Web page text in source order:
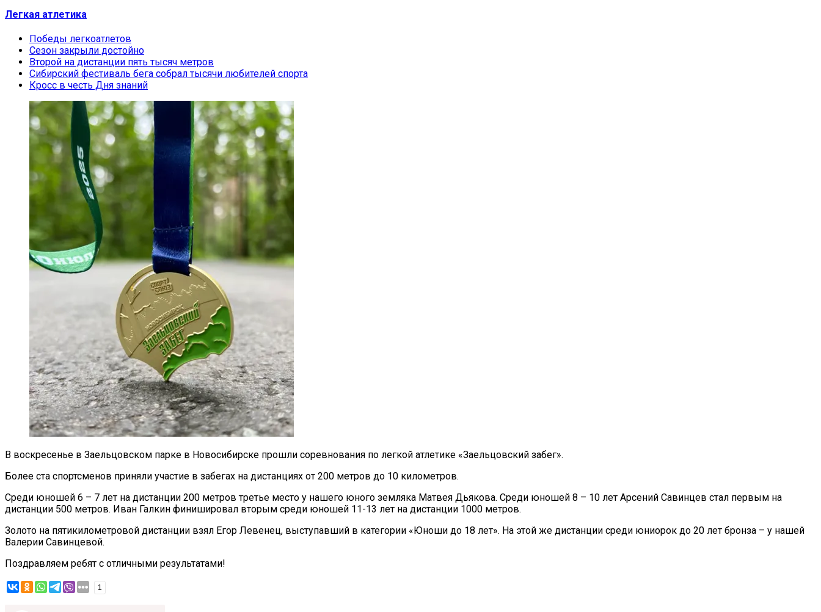
Легкая атлетика
Победы легкоатлетов
Сезон закрыли достойно
Второй на дистанции пять тысяч метров
Сибирский фестиваль бега собрал тысячи любителей спорта
Кросс в честь Дня знаний
В воскресенье в Заельцовском парке в Новосибирске прошли соревнования по легкой атлетике «Заельцовский забег».
Более ста спортсменов приняли участие в забегах на дистанциях от 200 метров до 10 километров.
Среди юношей 6 – 7 лет на дистанции 200 метров третье место у нашего юного земляка Матвея Дьякова. Среди юношей 8 – 10 лет Арсений Савинцев стал первым на
дистанции 500 метров. Иван Галкин финишировал вторым среди юношей 11-13 лет на дистанции 1000 метров.
Золото на пятикилометровой дистанции взял Егор Левенец, выступавший в категории «Юноши до 18 лет». На этой же дистанции среди юниорок до 20 лет бронза – у нашей
Валерии Савинцевой.
Поздравляем ребят с отличными результатами!
1